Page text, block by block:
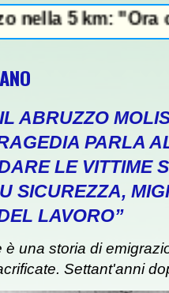
"Ora ci
ABRUZZO
PARLA
LE VITTIME
SICUREZZA,
LAVORO”
è una storia di
Settant'anni